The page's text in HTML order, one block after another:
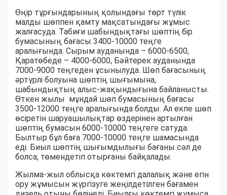
Өңір тұрғындарының қолындағы төрт түлік
малды шөппен қамту мақсатындағы жұмыс
жалғасуда. Табиғи шабындықтағы шөптің бір
бумасының бағасы 3400-10000 теңге
аралығында. Сырым ауданында – 6000-6500,
Қаратөбеде – 4000-6000, Бәйтерек ауданында
7000-9000 теңгеден ұсынылуда. Шөп бағасының
әртүрлі болуына шөптің шығымына,
шабындықтың алыс-жақындығына байланысты.
Өткен жылы мұндай шөп бумасының бағасы
3500-12000 теңге аралығында болды. Ал екпе шөп
өсіретін шаруашылықтар өздерінен артылған
шөптің бумасын 6000-10000 теңгеге сатуда.
Былтыр бұл баға 7000-10000 теңге шамасында
еді. Биыл шөптің шығымдылығы бағаны сәл де
болса, төмендетіп отырғаны байқалады.
Жылма-жыл облысқа көктемгі далалық және егін
ору жұмысын жүргізуге жеңілдетілген бағамен